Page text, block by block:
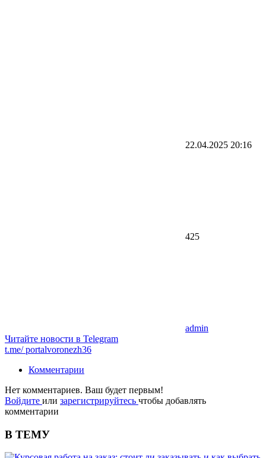
22.04.2025 20:16
425
admin
Читайте новости в Telegram
t.me/portalvoronezh36
Комментарии
Нет комментариев. Ваш будет первым!
Войдите или зарегистрируйтесь чтобы добавлять
комментарии
В ТЕМУ